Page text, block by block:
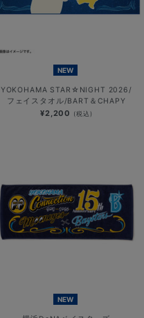
NEW
YOKOHAMA STAR☆NIGHT 2026/
フェイスタオル/BART＆CHAPY
¥2,200 (税込)
NEW